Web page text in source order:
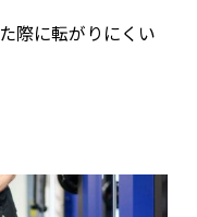
際に転がりにくい